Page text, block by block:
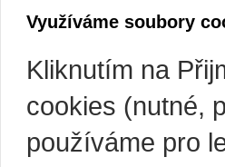
Využíváme soubory
Kliknutím na
cookies (nutné,
používáme pro